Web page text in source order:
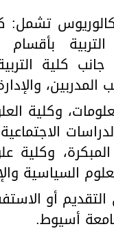
بأقسام
جانب كلية
وكلية
المبكرة،
السياسية
أو
أسيوط.